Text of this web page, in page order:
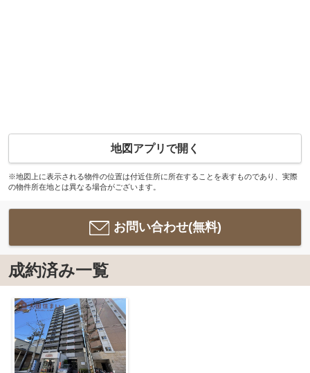
地図アプリで開く
※地図上に表示される物件の位置は付近住所に所在することを表すものであり、実際
の物件所在地とは異なる場合がございます。
お問い合わせ(無料)
成約済み一覧